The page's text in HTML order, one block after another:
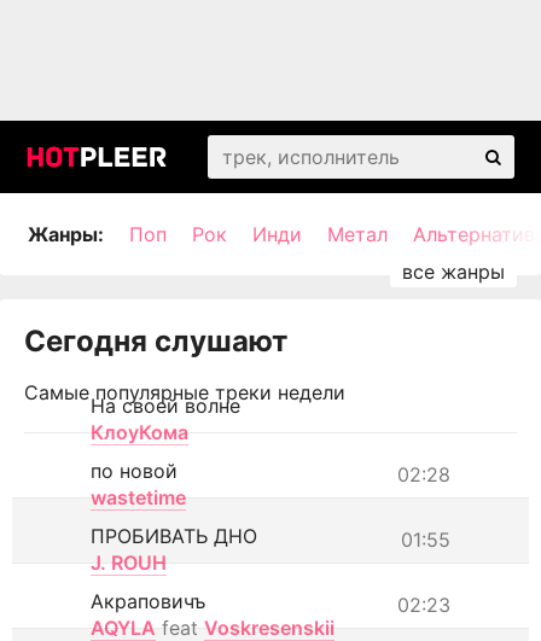
Жанры: Поп Рок Инди Метал
Сегодня слушают
Самые популярные треки недели
На своей волне
КлоуКома
02:28
по новой
wastetime
01:55
ПРОБИВАТЬ ДНО
J. ROUH
02:23
Акраповичъ
AQYLA feat Voskresenskii